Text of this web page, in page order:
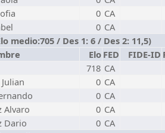
0 CA
0 CA
medio:705 / Des 1: 6 / Des 2: 11,5)
Elo FED FIDE-ID
718 CA
0 CA
0 CA
Alvaro 0 CA
Dario 0 CA